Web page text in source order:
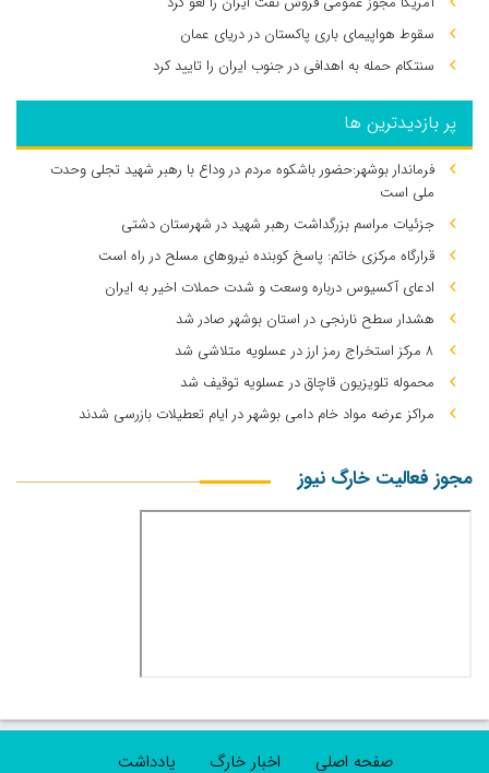
سقوط هواپیمای باری پاکستان در دریای عمان
سنتکام حمله به اهدافی در جنوب ایران را تایید کرد
پر بازدیدترین ها
فرماندار بوشهر:حضور باشکوه مردم در وداع با رهبر شهید تجلی وحدت
ملی است
جزئیات مراسم بزرگداشت رهبر شهید در شهرستان دشتی
قرارگاه مرکزی خاتم: پاسخ کوبنده نیروهای مسلح در راه است
ادعای آکسیوس درباره وسعت و شدت حملات اخیر به ایران
هشدار سطح نارنجی در استان بوشهر صادر شد
۸ مرکز استخراج رمز ارز در عسلویه متلاشی شد
محموله تلویزیون قاچاق در عسلویه توقیف شد
مراکز عرضه مواد خام دامی بوشهر در ایام تعطیلات بازرسی شدند
مجوز فعالیت خارگ نیوز
صفحه اصلی اخبار خارگ یادداشت